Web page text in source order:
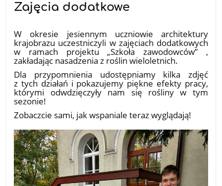
Zajęcia dodatkowe
W okresie jesiennym uczniowie architektury
krajobrazu uczestniczyli w zajęciach dodatkowych
w ramach projektu „Szkoła zawodowców” ,
zakładając nasadzenia z roślin wieloletnich.
​Dla przypomnienia udostępniamy kilka zdjęć
z tych działań i pokazujemy piękne efekty pracy,
którymi odwdzięczyły nam się rośliny w tym
sezonie!
​Zobaczcie sami, jak wspaniale teraz wyglądają!